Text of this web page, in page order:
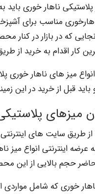
پلاستیکی ناهار خوری
مناسب برای
که در بازار در
کار اقدام به خرید از
میز های ناهار خوری
باید قبل از خرید در این
میزهای
از طریق سایت های
اینترنتی انواع میز
حجم بالایی از این
ناهار خوری که شامل